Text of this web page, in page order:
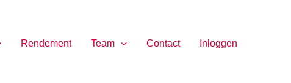
Rendement Team Contact Inloggen